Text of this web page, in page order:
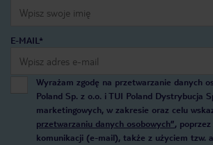
E-MAIL*
Wyrażam zgodę na przetwarzanie danych
Poland Sp. z o.o. i TUI Poland Dystrybucja
marketingowych, w zakresie oraz celu
przetwarzaniu danych osobowych”,
komunikacji (e-mail), także z użyciem tzw.